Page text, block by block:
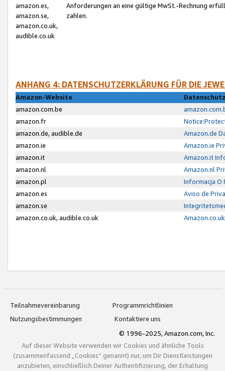
amazon.es,
amazon.se,
amazon.co.uk,
audible.co.uk
Anforderungen an eine gültige MwSt.-Rechnung
zahlen.
ANHANG 4: DATENSCHUTZERKLÄRUNG FÜR DIE
Amazon-Website
amazon.com.be
amazon.fr
amazon.de, audible.de
Amazon.de
amazon.ie
Amazon.ie
amazon.it
Amazon.it
amazon.nl
Amazon.nl
amazon.pl
Informacja O
amazon.es
Aviso de
amazon.se
amazon.co.uk, audible.co.uk
Teilnahmevereinbarung
Programmrichtlinien
Nutzungsbestimmungen
Kontaktiere uns
© 1996-2025, Amazon.com, Inc.
Auf dieser Website verwenden wir Cookies und ähnliche Tools
(zusammenfassend „Cookies“ genannt) nur, um Dir Dienstleistungen
anzubieten, einschließlich Deiner Authentifizierung, der Erhaltung